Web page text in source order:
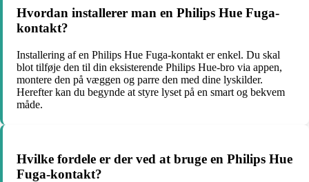
Hvordan installerer man en Philips Hue Fuga-
kontakt?
Installering af en Philips Hue Fuga-kontakt er enkel. Du skal
blot tilføje den til din eksisterende Philips Hue-bro via appen,
montere den på væggen og parre den med dine lyskilder.
Herefter kan du begynde at styre lyset på en smart og bekvem
måde.
Hvilke fordele er der ved at bruge en Philips Hue
Fuga-kontakt?